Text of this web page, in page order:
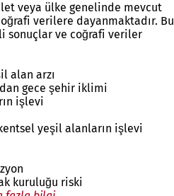
veya ülke genelinde mevcut
verilere dayanmaktadır. Bu
sonuçlar ve coğrafi veriler
alan arzı
gece şehir iklimi
işlevi
yeşil alanların işlevi
kuruluğu riski